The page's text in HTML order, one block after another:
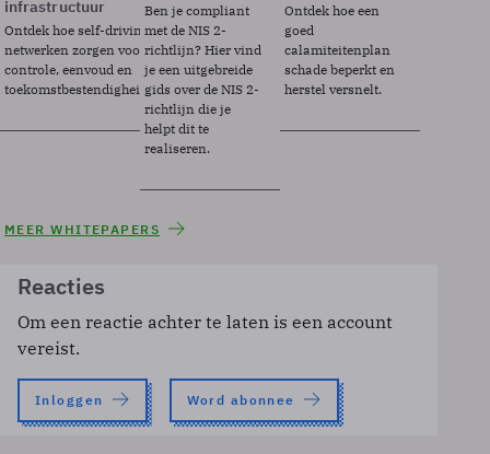
infrastructuur
Ontdek hoe self-driving
netwerken zorgen voor
controle, eenvoud en
toekomstbestendigheid.
Ben je compliant
met de NIS 2-
richtlijn? Hier vind
je een uitgebreide
gids over de NIS 2-
richtlijn die je
helpt dit te
realiseren.
Ontdek hoe een
goed
calamiteitenplan
schade beperkt en
herstel versnelt.
MEER WHITEPAPERS
Reacties
Om een reactie achter te laten is een account
vereist.
Inloggen Word abonnee